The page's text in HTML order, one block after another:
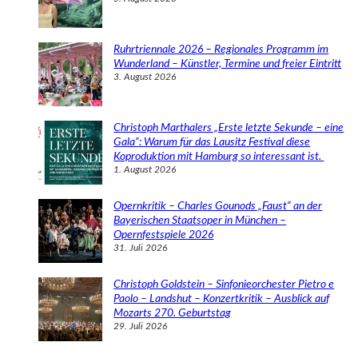
Ruhrtriennale 2026 – Regionales Programm im
Wunderland – Künstler, Termine und freier Eintritt
3. August 2026
Christoph Marthalers „Erste letzte Sekunde – eine
Gala“: Warum für das Lausitz Festival diese
Koproduktion mit Hamburg so interessant ist.
1. August 2026
Opernkritik – Charles Gounods „Faust“ an der
Bayerischen Staatsoper in München –
Opernfestspiele 2026
31. Juli 2026
Christoph Goldstein – Sinfonieorchester Pietro e
Paolo – Landshut – Konzertkritik – Ausblick auf
Mozarts 270. Geburtstag
29. Juli 2026